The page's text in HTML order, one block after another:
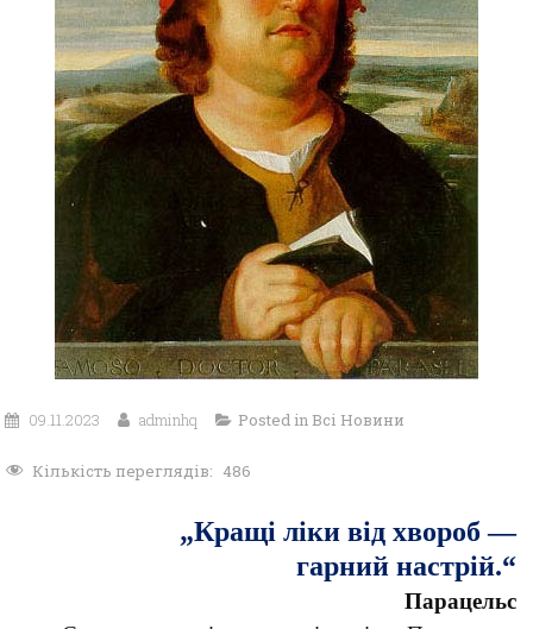
09.11.2023 adminhq Posted in Всі Новини
Кількість переглядів: 486
„Кращі ліки від хвороб —
гарний настрій.“
Парацельс